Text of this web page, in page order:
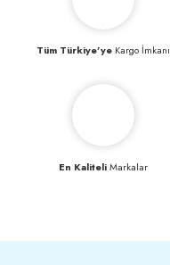
Tüm Türkiye’yeKargo İmkanı
En KaliteliMarkalar